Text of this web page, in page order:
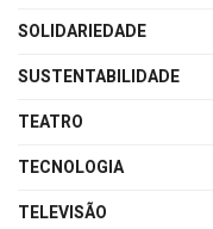
SOLIDARIEDADE
SUSTENTABILIDADE
TEATRO
TECNOLOGIA
TELEVISÃO